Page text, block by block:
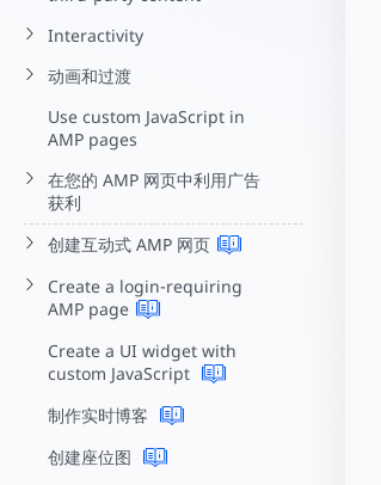
Interactivity
动画和过渡
Use custom JavaScript in
AMP pages
在您的 AMP 网页中利用广告
获利
创建互动式 AMP 网页
Create a login-requiring
AMP page
Create a UI widget with
custom JavaScript
制作实时博客
创建座位图